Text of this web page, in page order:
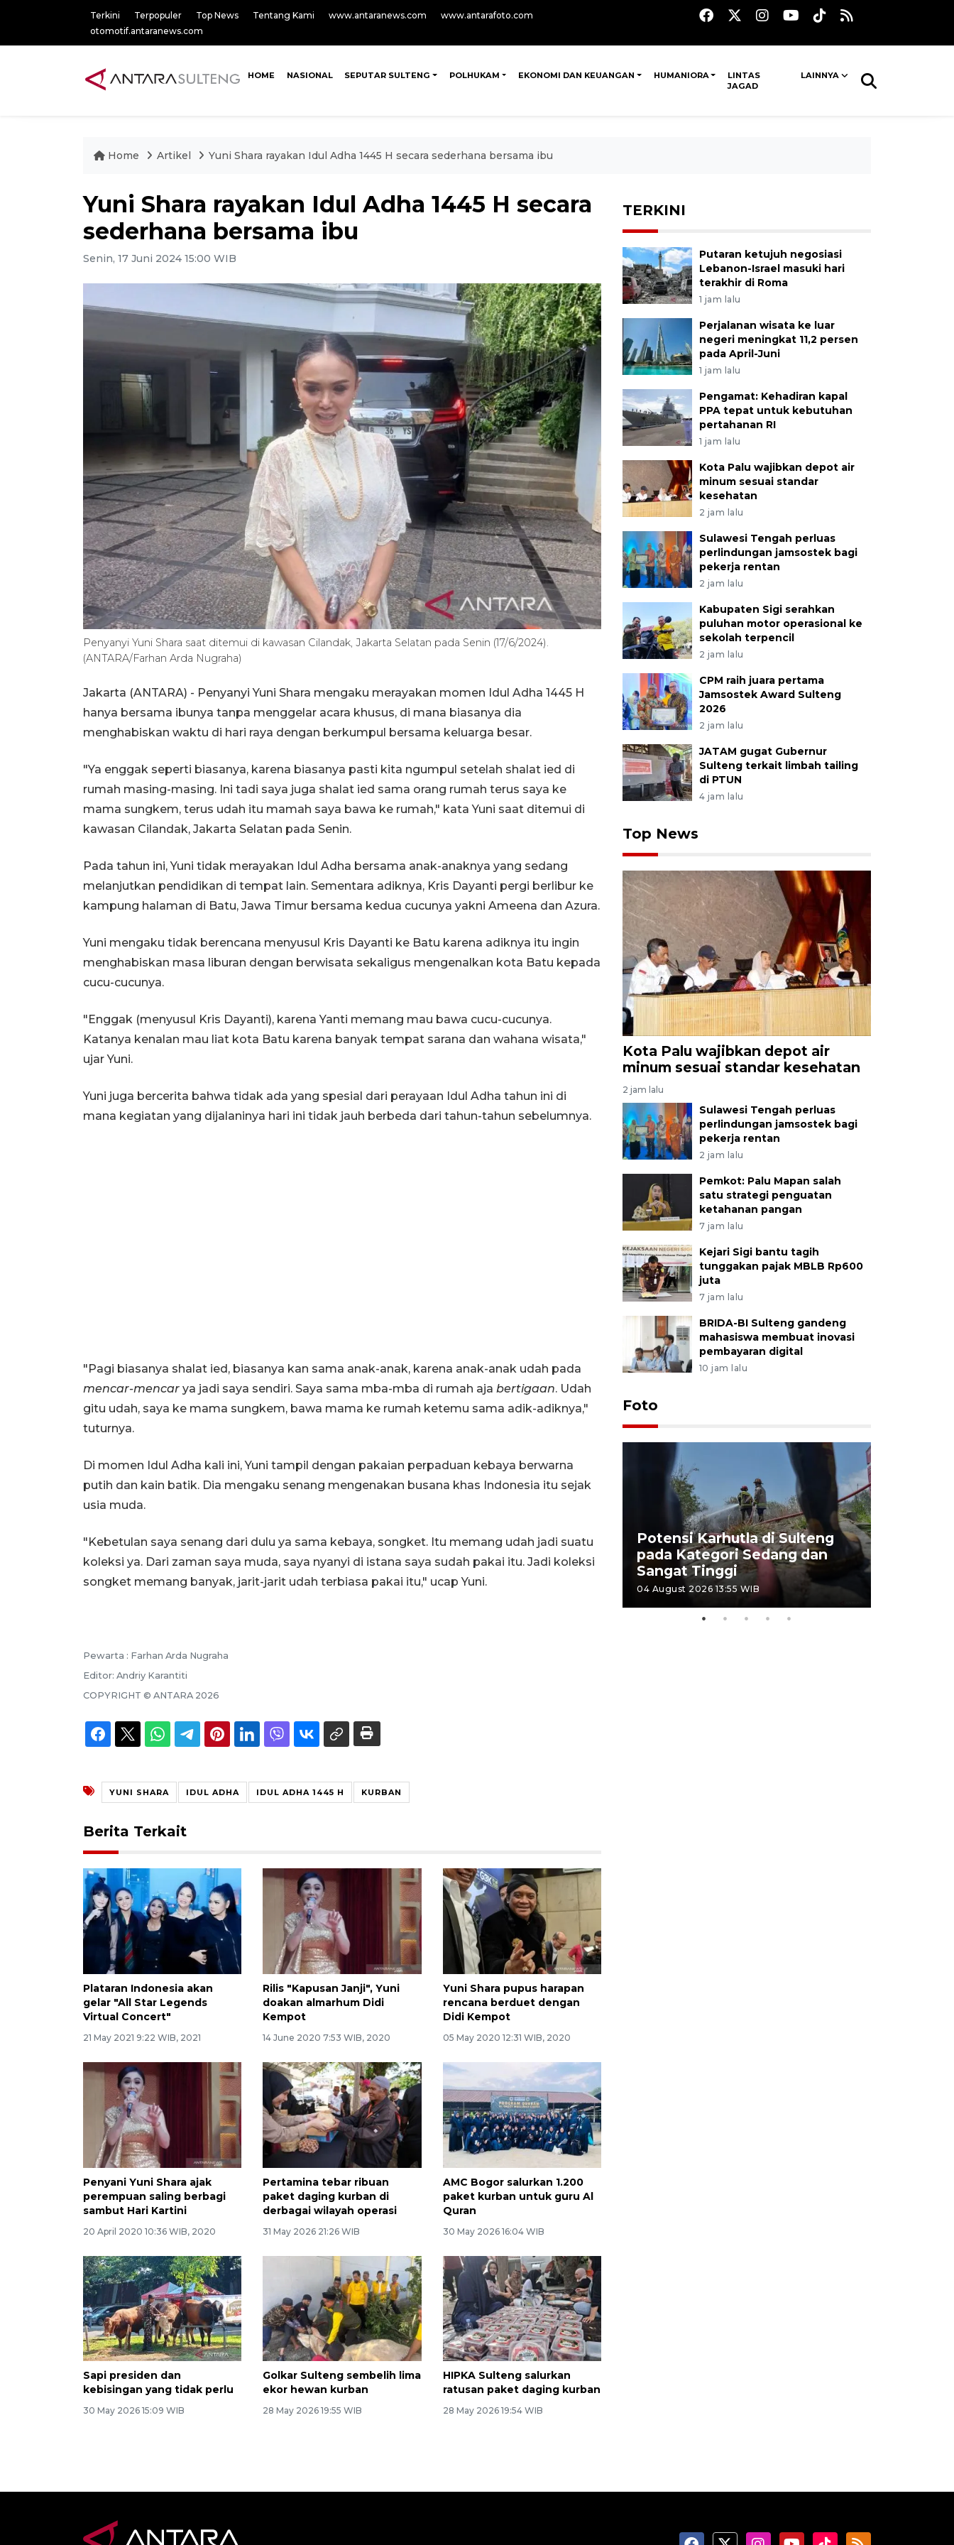
Terkini Terpopuler Top News Tentang Kami www.antaranews.com
www.antarafoto.com
otomotif.antaranews.com
HOME NASIONAL SEPUTAR SULTENG POLHUKAM EKONOMI DAN KEUANGAN HUMANIORA
LINTAS
JAGAD
LAINNYA
Home Artikel Yuni Shara rayakan Idul Adha 1445 H secara sederhana bersama ibu
Yuni Shara rayakan Idul Adha 1445 H secara
sederhana bersama ibu
Senin, 17 Juni 2024 15:00 WIB
Penyanyi Yuni Shara saat ditemui di kawasan Cilandak, Jakarta Selatan pada Senin (17/6/2024).
(ANTARA/Farhan Arda Nugraha)
Jakarta (ANTARA) - Penyanyi Yuni Shara mengaku merayakan momen Idul Adha 1445 H
hanya bersama ibunya tanpa menggelar acara khusus, di mana biasanya dia
menghabiskan waktu di hari raya dengan berkumpul bersama keluarga besar.
"Ya enggak seperti biasanya, karena biasanya pasti kita ngumpul setelah shalat ied di
rumah masing-masing. Ini tadi saya juga shalat ied sama orang rumah terus saya ke
mama sungkem, terus udah itu mamah saya bawa ke rumah," kata Yuni saat ditemui di
kawasan Cilandak, Jakarta Selatan pada Senin.
Pada tahun ini, Yuni tidak merayakan Idul Adha bersama anak-anaknya yang sedang
melanjutkan pendidikan di tempat lain. Sementara adiknya, Kris Dayanti pergi berlibur ke
kampung halaman di Batu, Jawa Timur bersama kedua cucunya yakni Ameena dan Azura.
Yuni mengaku tidak berencana menyusul Kris Dayanti ke Batu karena adiknya itu ingin
menghabiskan masa liburan dengan berwisata sekaligus mengenalkan kota Batu kepada
cucu-cucunya.
"Enggak (menyusul Kris Dayanti), karena Yanti memang mau bawa cucu-cucunya.
Katanya kenalan mau liat kota Batu karena banyak tempat sarana dan wahana wisata,"
ujar Yuni.
Yuni juga bercerita bahwa tidak ada yang spesial dari perayaan Idul Adha tahun ini di
mana kegiatan yang dijalaninya hari ini tidak jauh berbeda dari tahun-tahun sebelumnya.
"Pagi biasanya shalat ied, biasanya kan sama anak-anak, karena anak-anak udah pada
mencar-mencar ya jadi saya sendiri. Saya sama mba-mba di rumah aja bertigaan. Udah
gitu udah, saya ke mama sungkem, bawa mama ke rumah ketemu sama adik-adiknya,"
tuturnya.
Di momen Idul Adha kali ini, Yuni tampil dengan pakaian perpaduan kebaya berwarna
putih dan kain batik. Dia mengaku senang mengenakan busana khas Indonesia itu sejak
usia muda.
"Kebetulan saya senang dari dulu ya sama kebaya, songket. Itu memang udah jadi suatu
koleksi ya. Dari zaman saya muda, saya nyanyi di istana saya sudah pakai itu. Jadi koleksi
songket memang banyak, jarit-jarit udah terbiasa pakai itu," ucap Yuni.
Pewarta : Farhan Arda Nugraha
Editor: Andriy Karantiti
COPYRIGHT © ANTARA 2026
YUNI SHARA IDUL ADHA IDUL ADHA 1445 H KURBAN
Berita Terkait
Plataran Indonesia akan
gelar "All Star Legends
Virtual Concert"
21 May 2021 9:22 WIB, 2021
Rilis "Kapusan Janji", Yuni
doakan almarhum Didi
Kempot
14 June 2020 7:53 WIB, 2020
Yuni Shara pupus harapan
rencana berduet dengan
Didi Kempot
05 May 2020 12:31 WIB, 2020
Penyani Yuni Shara ajak
perempuan saling berbagi
sambut Hari Kartini
20 April 2020 10:36 WIB, 2020
Pertamina tebar ribuan
paket daging kurban di
derbagai wilayah operasi
31 May 2026 21:26 WIB
AMC Bogor salurkan 1.200
paket kurban untuk guru Al
Quran
30 May 2026 16:04 WIB
Sapi presiden dan
kebisingan yang tidak perlu
30 May 2026 15:09 WIB
Golkar Sulteng sembelih lima
ekor hewan kurban
28 May 2026 19:55 WIB
HIPKA Sulteng salurkan
ratusan paket daging kurban
28 May 2026 19:54 WIB
TERKINI
Putaran ketujuh negosiasi
Lebanon-Israel masuki hari
terakhir di Roma
1 jam lalu
Perjalanan wisata ke luar
negeri meningkat 11,2 persen
pada April-Juni
1 jam lalu
Pengamat: Kehadiran kapal
PPA tepat untuk kebutuhan
pertahanan RI
1 jam lalu
Kota Palu wajibkan depot air
minum sesuai standar
kesehatan
2 jam lalu
Sulawesi Tengah perluas
perlindungan jamsostek bagi
pekerja rentan
2 jam lalu
Kabupaten Sigi serahkan
puluhan motor operasional ke
sekolah terpencil
2 jam lalu
CPM raih juara pertama
Jamsostek Award Sulteng
2026
2 jam lalu
JATAM gugat Gubernur
Sulteng terkait limbah tailing
di PTUN
4 jam lalu
Top News
Kota Palu wajibkan depot air
minum sesuai standar kesehatan
2 jam lalu
Sulawesi Tengah perluas
perlindungan jamsostek bagi
pekerja rentan
2 jam lalu
Pemkot: Palu Mapan salah
satu strategi penguatan
ketahanan pangan
7 jam lalu
Kejari Sigi bantu tagih
tunggakan pajak MBLB Rp600
juta
7 jam lalu
BRIDA-BI Sulteng gandeng
mahasiswa membuat inovasi
pembayaran digital
10 jam lalu
Foto
Layanan pembuatan SIM Baru
di Satpas Polresta Palu
15 July 2026 14:08 WIB
Potensi Karhutla di Sulteng
pada Kategori Sedang dan
Sangat Tinggi
04 August 2026 13:55 WIB